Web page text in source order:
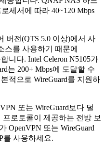
세서에 따라 40~120 Mbps
버전(QTS 5.0 이상)에서 사
스를 사용하기 때문에
니다. Intel Celeron N5105가
는 200+ Mbps에 도달할 수
적으로 WireGuard를 지원하
또는 WireGuard보다 덜
로토콜이 제공하는 전방 보
OpenVPN 또는 WireGuard
를 사용하세요.